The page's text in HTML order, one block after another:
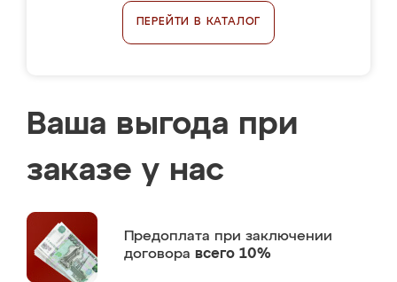
ПЕРЕЙТИ В КАТАЛОГ
Ваша выгода при
заказе у нас
Предоплата при заключении
договора всего 10%